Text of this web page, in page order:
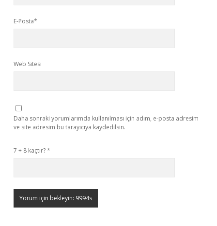
E-Posta*
Web Sitesi
Daha sonraki yorumlarımda kullanılması için adım, e-posta adresim
ve site adresim bu tarayıcıya kaydedilsin.
7 + 8 kaçtır?*